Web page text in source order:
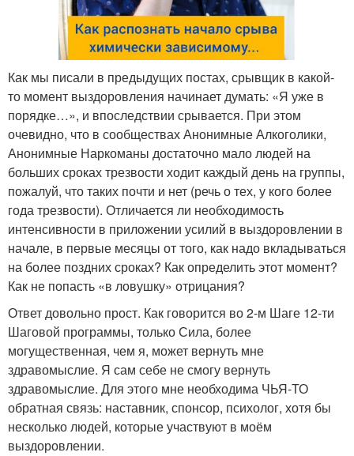
Как мы писали в предыдущих постах, срывщик в какой-
то момент выздоровления начинает думать: «Я уже в
порядке…», и впоследствии срывается. При этом
очевидно, что в сообществах Анонимные Алкоголики,
Анонимные Наркоманы достаточно мало людей на
больших сроках трезвости ходит каждый день на группы,
пожалуй, что таких почти и нет (речь о тех, у кого более
года трезвости). Отличается ли необходимость
интенсивности в приложении усилий в выздоровлении в
начале, в первые месяцы от того, как надо вкладываться
на более поздних сроках? Как определить этот момент?
Как не попасть «в ловушку» отрицания?
Ответ довольно прост. Как говорится во 2-м Шаге 12-ти
Шаговой программы, только Сила, более
могущественная, чем я, может вернуть мне
здравомыслие. Я сам себе не смогу вернуть
здравомыслие. Для этого мне необходима ЧЬЯ-ТО
обратная связь: наставник, спонсор, психолог, хотя бы
несколько людей, которые участвуют в моём
выздоровлении.